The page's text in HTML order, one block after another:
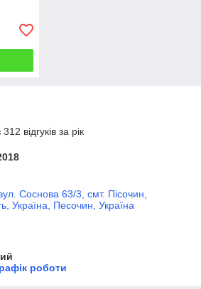
відгуків за рік
Соснова 63/3, смт. Пісочин,
Україна, Песочин, Україна
роботи